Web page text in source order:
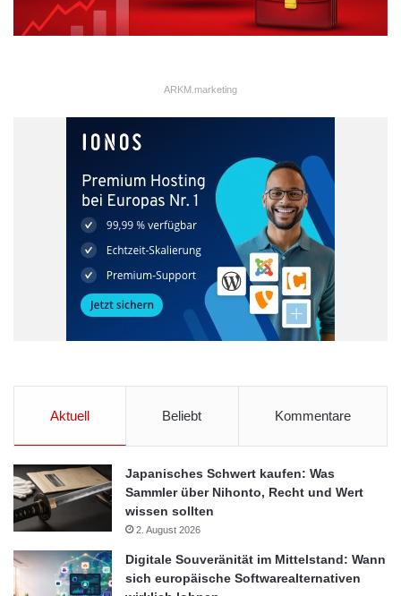
© Larissa Steinbäcker, Proske
oft an weichen Faktoren wie Stimmung oder Networking-
Möglichkeiten gemessen wurde, erlauben digitale Elemente
heute eine detaillierte Analyse. Klickzahlen, Verweildauer,
Interaktionen im Chat oder Abstimmungen liefern konkrete
Indikatoren für Reichweite und Wirkung.
ARKM.marketing
Aktuell Beliebt Kommentare
Japanisches Schwert kaufen: Was
Sammler über Nihonto, Recht und Wert
wissen sollten
2. August 2026
Digitale Souveränität im Mittelstand: Wann
sich europäische Softwarealternativen